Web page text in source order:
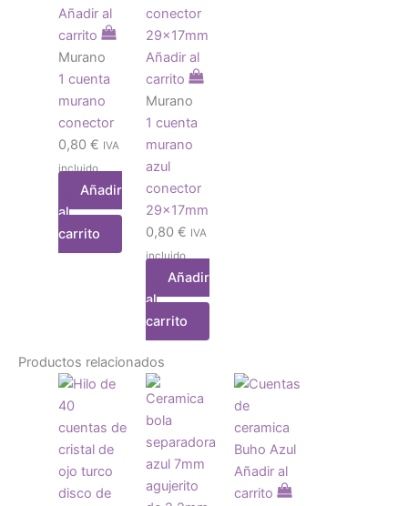
Añadir al
carrito
Murano
1 cuenta
murano
conector
0,80 € IVA
incluido
Añadir
al
carrito
Añadir al
carrito
Murano
1 cuenta
murano
azul
conector
29x17mm
0,80 € IVA
incluido
Añadir
al
carrito
Productos relacionados
Añadir al
carrito